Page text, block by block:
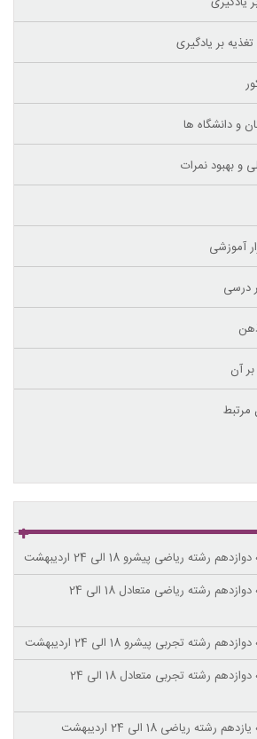
بر یادگیری
و دانشگاه ها
و بهبود نمرات
درسی
آن
مرتبط
رشته ریاضی پیشرو 18 الی 24 اردیبهشت
برنامه مطالعه درسی پایه دوازدهم رشته ریاضی متعادل 18 الی 24
رشته تجربی پیشرو 18 الی 24 اردیبهشت
برنامه مطالعه درسی پایه دوازدهم رشته تجربی متعادل 18 الی 24
ریاضی 18 الی 24 اردیبهشت